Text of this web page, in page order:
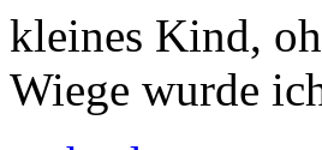
kleines Kind,
Wiege wurde